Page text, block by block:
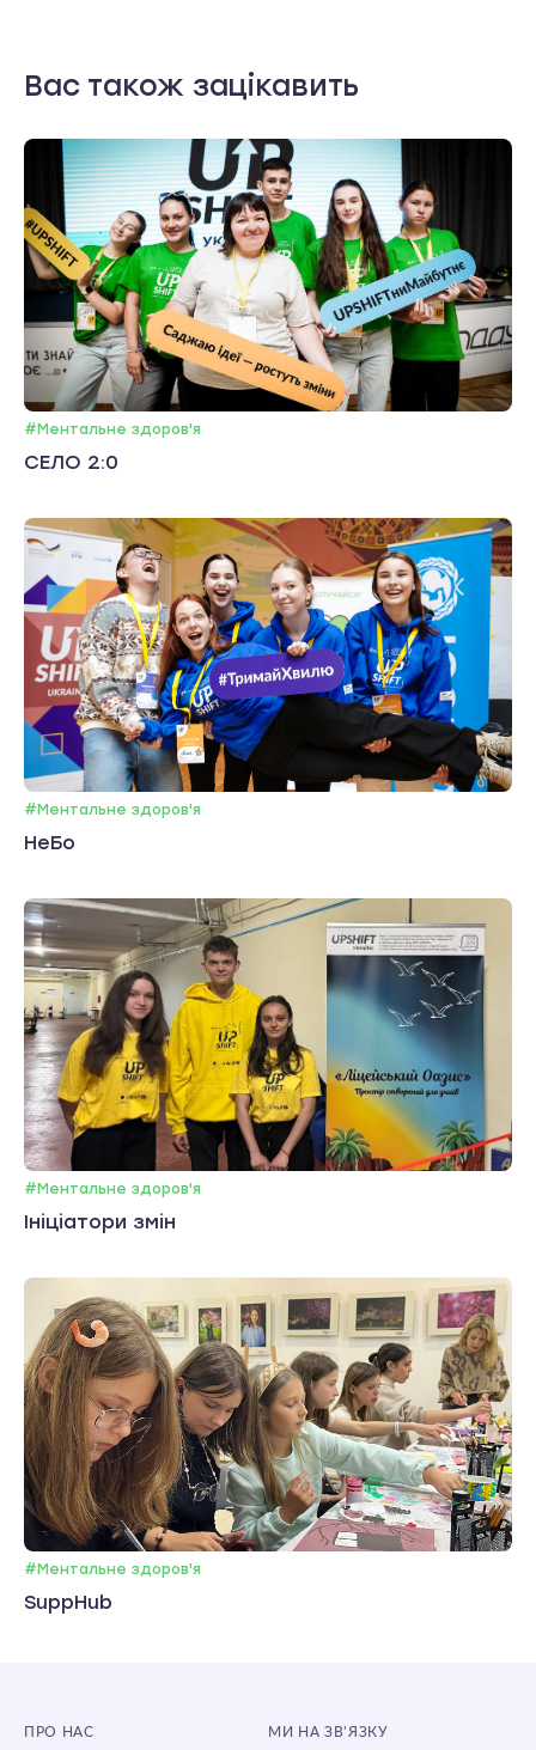
Вас також зацікавить
#Ментальне здоров'я
СЕЛО 2:0
#Ментальне здоров'я
НеБо
#Ментальне здоров'я
Ініціатори змін
#Ментальне здоров'я
SuppHub
ПРО НАС МИ НА ЗВ’ЯЗКУ